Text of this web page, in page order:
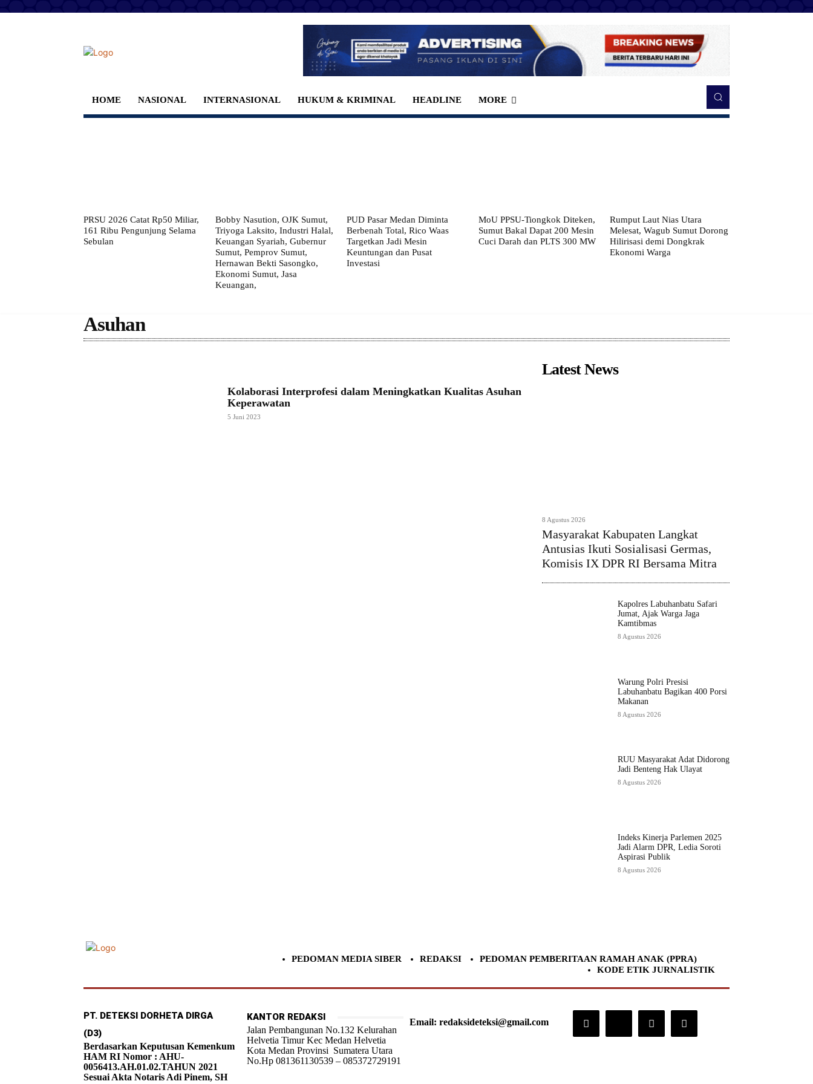
HOME NASIONAL INTERNASIONAL HUKUM & KRIMINAL HEADLINE MORE
PRSU 2026 Catat Rp50 Miliar,
161 Ribu Pengunjung Selama
Sebulan
Bobby Nasution, OJK Sumut,
Triyoga Laksito, Industri Halal,
Keuangan Syariah, Gubernur
Sumut, Pemprov Sumut,
Hernawan Bekti Sasongko,
Ekonomi Sumut, Jasa
Keuangan,
PUD Pasar Medan Diminta
Berbenah Total, Rico Waas
Targetkan Jadi Mesin
Keuntungan dan Pusat
Investasi
MoU PPSU-Tiongkok Diteken,
Sumut Bakal Dapat 200 Mesin
Cuci Darah dan PLTS 300 MW
Rumput Laut Nias Utara
Melesat, Wagub Sumut Dorong
Hilirisasi demi Dongkrak
Ekonomi Warga
Asuhan
Kolaborasi Interprofesi dalam Meningkatkan Kualitas Asuhan
Keperawatan
5 Juni 2023
Latest News
8 Agustus 2026
Masyarakat Kabupaten Langkat
Antusias Ikuti Sosialisasi Germas,
Komisis IX DPR RI Bersama Mitra
Kapolres Labuhanbatu Safari
Jumat, Ajak Warga Jaga
Kamtibmas
8 Agustus 2026
Warung Polri Presisi
Labuhanbatu Bagikan 400 Porsi
Makanan
8 Agustus 2026
RUU Masyarakat Adat Didorong
Jadi Benteng Hak Ulayat
8 Agustus 2026
Indeks Kinerja Parlemen 2025
Jadi Alarm DPR, Ledia Soroti
Aspirasi Publik
8 Agustus 2026
PEDOMAN MEDIA SIBER REDAKSI
PEDOMAN PEMBERITAAN RAMAH ANAK (PPRA)
KODE ETIK JURNALISTIK
PT. DETEKSI DORHETA DIRGA
(D3)
Berdasarkan Keputusan Kemenkum
HAM RI Nomor : AHU-
0056413.AH.01.02.TAHUN 2021
Sesuai Akta Notaris Adi Pinem, SH
KANTOR REDAKSI
Jalan Pembangunan No.132 Kelurahan
Helvetia Timur Kec Medan Helvetia
Kota Medan Provinsi Sumatera Utara
No.Hp 081361130539 – 085372729191
Email: redaksideteksi@gmail.com